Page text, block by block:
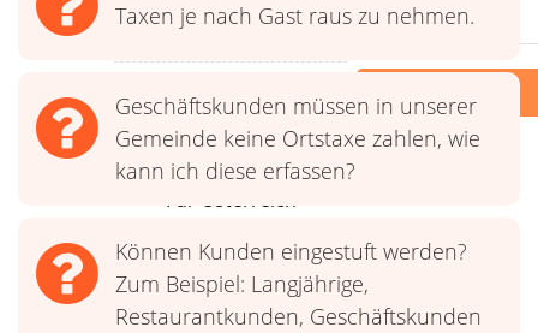
Statistiken
Für Österreich
Weitere Funktionen
Taxen je nach Gast raus zu nehmen.
Geschäftskunden müssen in unserer
Gemeinde keine Ortstaxe zahlen, wie
kann ich diese erfassen?
Können Kunden eingestuft werden?
Zum Beispiel: Langjährige,
Restaurantkunden, Geschäftskunden